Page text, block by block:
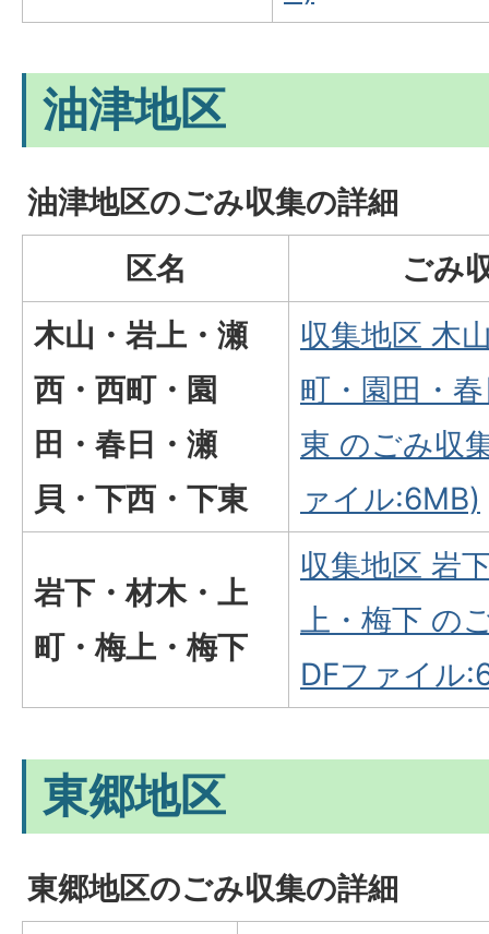
油津地区
油津地区のごみ収集の詳細
区名
ごみ
木山・岩上・瀬
西・西町・園
田・春日・瀬
貝・下西・下東
収集地区 木
町・園田・
東 のごみ収
ァイル:6MB)
岩下・材木・上
町・梅上・梅下
収集地区 岩
上・梅下 の
DFファイル
東郷地区
東郷地区のごみ収集の詳細